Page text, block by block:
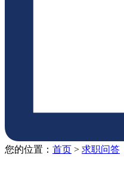
您的位置： 首页 > 求职问答